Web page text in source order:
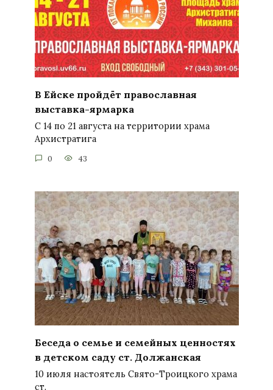
В Ейске пройдёт православная
выставка-ярмарка
С 14 по 21 августа на территории храма
Архистратига
0 43
Беседа о семье и семейных ценностях
в детском саду ст. Должанская
10 июля настоятель Свято-Троицкого храма
ст.